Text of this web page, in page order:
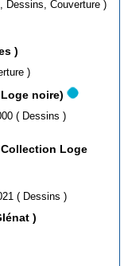
( Textes, Dessins, Couverture )
)
)
- Collection Loge noire)
/ Oct 2000 ( Dessins )
/ Jan 2021 ( Dessins )
- Intégrale 40 ans ( Glénat )